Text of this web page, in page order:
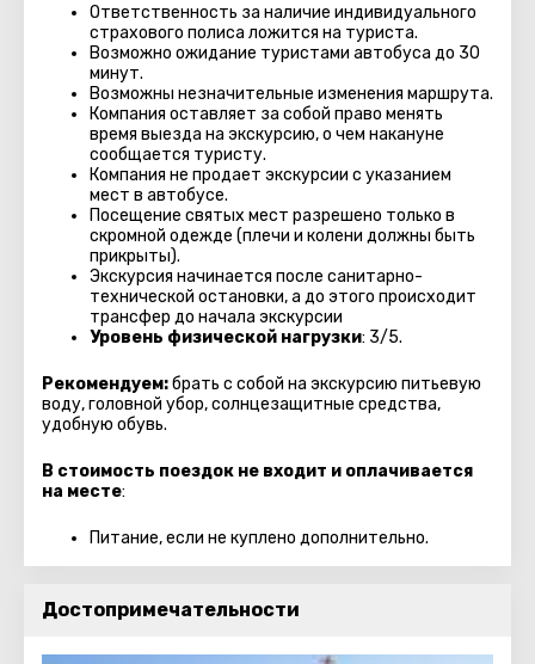
Ответственность за наличие индивидуального
страхового полиса ложится на туриста.
Возможно ожидание туристами автобуса до 30
минут.
Возможны незначительные изменения маршрута.
Компания оставляет за собой право менять
время выезда на экскурсию, о чем накануне
сообщается туристу.
Компания не продает экскурсии с указанием
мест в автобуcе.
Посещение святых мест разрешено только в
скромной одежде (плечи и колени должны быть
прикрыты).
Экскурсия начинается после санитарно-
технической остановки, а до этого происходит
трансфер до начала экскурсии
Уровень физической нагрузки: 3/5.
Рекомендуем:брать с собой на экскурсию питьевую
воду, головной убор, солнцезащитные средства,
удобную обувь.
В стоимость поездок не входит и оплачивается
на месте:
Питание, если не куплено дополнительно.
Достопримечательности